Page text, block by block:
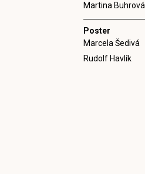
Martina Buhrová
Poster
Marcela Šedivá
Rudolf Havlík